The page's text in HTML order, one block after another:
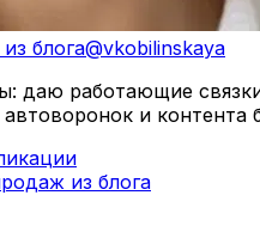
блога@vkobilinskaya
даю работающие
и
из блога